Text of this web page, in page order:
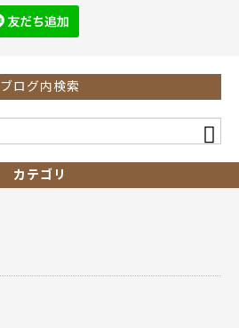
ブログ内検索
カテゴリ